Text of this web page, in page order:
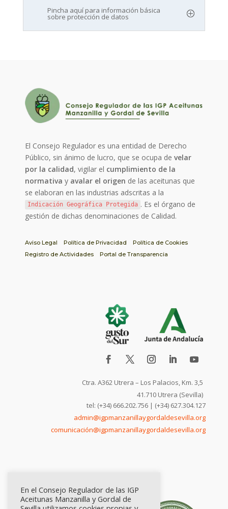
Pincha aquí para información básica
sobre protección de datos
El Consejo Regulador es una entidad de Derecho
Público, sin ánimo de lucro, que se ocupa develar
por la calidad, vigilar el cumplimiento de la
normativa y avalar el origen de las aceitunas que
se elaboran en las industrias adscritas a la
Indicación Geográfica Protegida . Es el órgano de
gestión de dichas denominaciones de Calidad.
Aviso Legal Política de Privacidad
Política de Cookies
Registro de Actividades
Portal de Transparencia
Ctra. A362 Utrera – Los Palacios, Km. 3,5
41.710 Utrera (Sevilla)
tel: (+34) 666.202.756 | (+34) 627.304.127
admin@igpmanzanillaygordaldesevilla.org
comunicación@igpmanzanillaygordaldesevilla.org
En el Consejo Regulador de las IGP
Aceitunas Manzanilla y Gordal de